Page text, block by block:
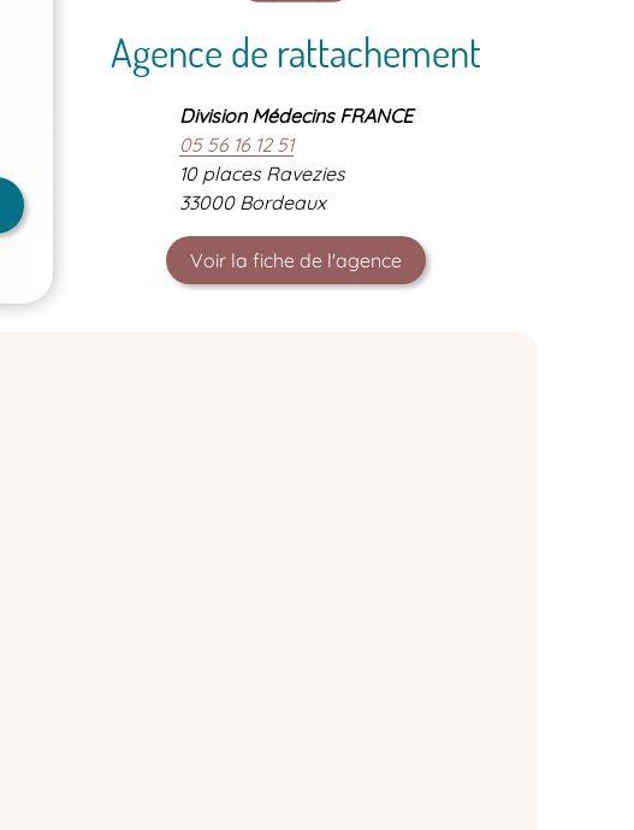
Agence de rattachement
Division Médecins FRANCE
05 56 16 12 51
10 places Ravezies
33000 Bordeaux
Voir la fiche de l'agence